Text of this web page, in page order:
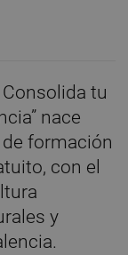
Consolida tu
nace
formación
con el
y